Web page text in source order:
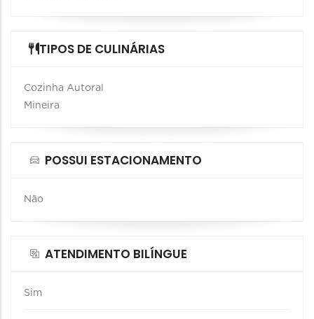
TIPOS DE CULINÁRIAS
Cozinha Autoral
Mineira
POSSUI ESTACIONAMENTO
Não
ATENDIMENTO BILÍNGUE
Sim